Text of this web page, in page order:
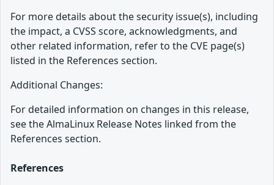
For more details about the security issue(s), including
the impact, a CVSS score, acknowledgments, and
other related information, refer to the CVE page(s)
listed in the References section.
Additional Changes:
For detailed information on changes in this release,
see the AlmaLinux Release Notes linked from the
References section.
References